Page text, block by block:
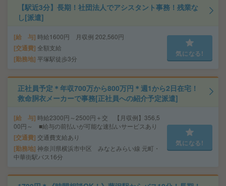
【駅近3分】長期！社団法人でアシスタント事務！残業な
し[派遣]
給 与 時給1600円 月収例 202,560円
交通費 全額支給
勤務地 平塚駅徒歩3分
気になる!
正社員予定＊年収700万から800万円＊週1から2日在宅！
救命胴衣メーカーで事務[正社員への紹介予定派遣]
給 与 時給2300円～2500円＋交 【月収例】356,5
00円～ ■給与の前払いが可能な速払いサービスあり
交通費 交通費支給あり
勤務地 神奈川県横浜市中区 みなとみらい線 元町・
中華街駅バス16分
気になる!